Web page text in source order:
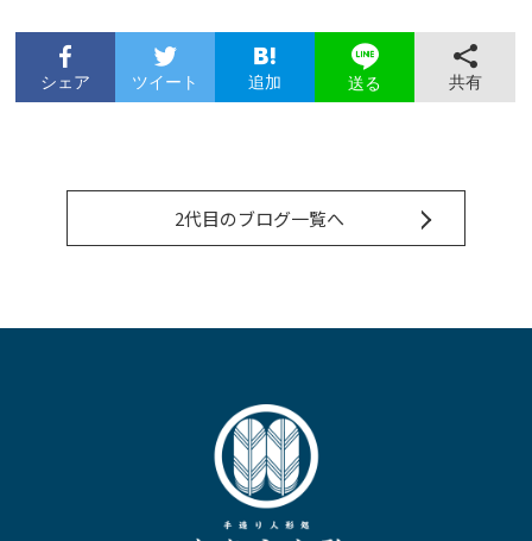
シェア ツイート 追加 送る 共有
2代目のブログ一覧へ